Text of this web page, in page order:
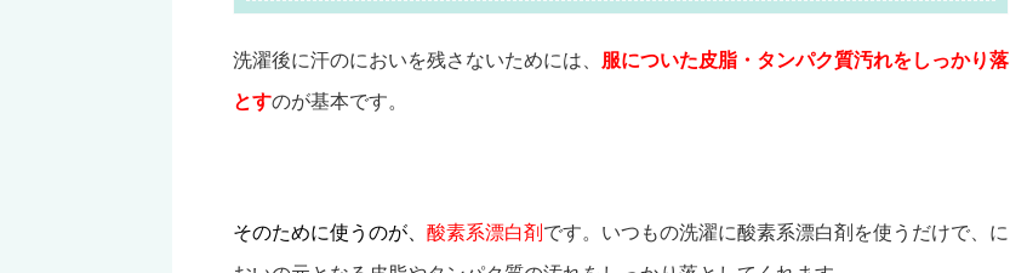
洗濯後に汗のにおいを残さないためには、 服についた皮脂・タンパク質汚れをしっかり落
とすのが基本です。
そのために使うのが、 酸素系漂白剤です。いつもの洗濯に酸素系漂白剤を使うだけで、に